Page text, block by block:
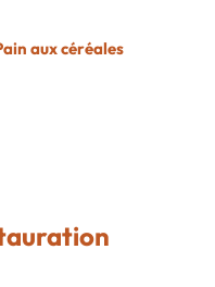
aux céréales